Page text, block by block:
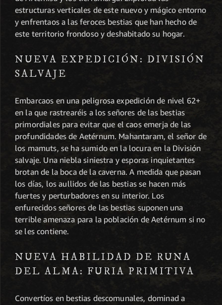
estructuras verticales de este nuevo y mágico entorno
y enfrentaos a las feroces bestias que han hecho de
este territorio frondoso y deshabitado su hogar.
NUEVA EXPEDICIÓN: DIVISIÓN
SALVAJE
Embarcaos en una peligrosa expedición de nivel 62+
en la que rastrearéis a los señores de las bestias
primordiales para evitar que el caos emerja de las
profundidades de Aetérnum. Mahantaram, el señor de
los mamuts, se ha sumido en la locura en la División
salvaje. Una niebla siniestra y esporas inquietantes
brotan de la boca de la caverna. A medida que pasan
los días, los aullidos de las bestias se hacen más
fuertes y perturbadores en su interior. Los
enfurecidos señores de las bestias suponen una
terrible amenaza para la población de Aetérnum si no
se les contiene.
NUEVA HABILIDAD DE RUNA
DEL ALMA: FURIA PRIMITIVA
Convertíos en bestias descomunales, dominad a